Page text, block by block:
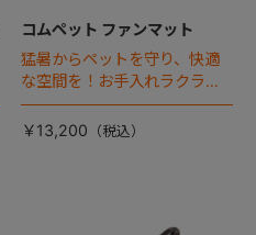
コムペット ファンマット
猛暑からペットを守り、快適
な空間を！お手入れラクラク
な「ファンマット」が登場！
￥13,200